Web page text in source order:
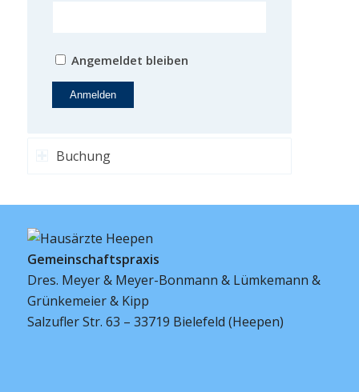
Angemeldet bleiben
Buchung
Gemeinschaftspraxis
Dres. Meyer & Meyer-Bonmann & Lümkemann &
Grünkemeier & Kipp
Salzufler Str. 63 – 33719 Bielefeld (Heepen)